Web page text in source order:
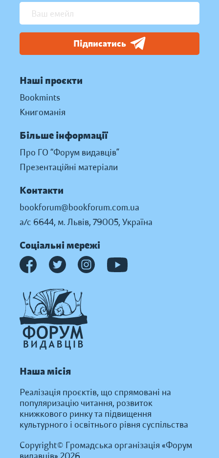
Підписатись
Наші проєкти
Bookmints
Книгоманія
Більше інформації
Про ГО “Форум видавців”
Презентаційні матеріали
Контакти
bookforum@bookforum.com.ua
а/с 6644, м. Львів, 79005, Україна
Соціальні мережі
Наша місія
Реалізація проєктів, що спрямовані на
популяризацію читання, розвиток
книжкового ринку та підвищення
культурного і освітнього рівня суспільства
Copyright© Громадська організація «Форум